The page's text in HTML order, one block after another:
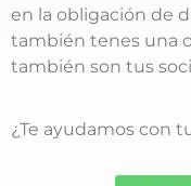
en la obligación de
también tenes una
también son tus
¿Te ayudamos con